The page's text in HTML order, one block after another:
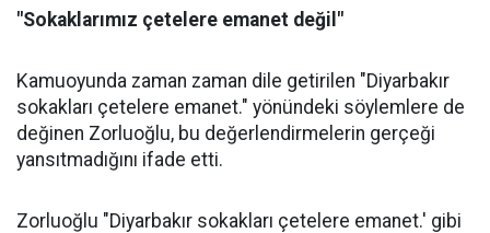
"Sokaklarımız çetelere emanet değil"
Kamuoyunda zaman zaman dile getirilen "Diyarbakır
sokakları çetelere emanet." yönündeki söylemlere de
değinen Zorluoğlu, bu değerlendirmelerin gerçeği
yansıtmadığını ifade etti.
Zorluoğlu "Diyarbakır sokakları çetelere emanet.' gibi